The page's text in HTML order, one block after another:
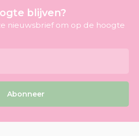
blijven?
nieuwsbrief om op de hoogte
Abonneer